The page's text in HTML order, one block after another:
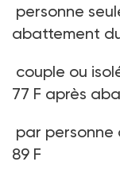
personne
abattement
couple ou
77 F après
par personne
89 F